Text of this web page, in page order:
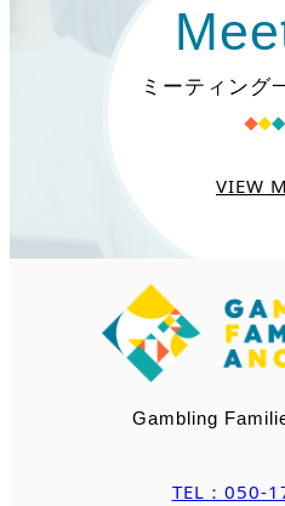
ミーティング
VIEW
Gambling
TEL：050-